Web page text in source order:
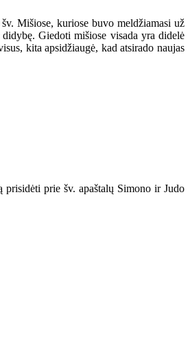
Mišiose, kuriose buvo meldžiamasi už
Giedoti mišiose visada yra didelė
kita apsidžiaugė, kad atsirado naujas
prie šv. apaštalų Simono ir Judo